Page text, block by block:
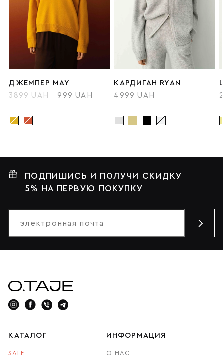
ДЖЕМПЕР MAY
3899 UAH
999 UAH
КАРДИГАН RYAN
4999 UAH
ПОДПИШИСЬ И ПОЛУЧИ СКИДКУ
5% НА ПЕРВУЮ ПОКУПКУ
КАТАЛОГ
SALE
ИНФОРМАЦИЯ
О НАС